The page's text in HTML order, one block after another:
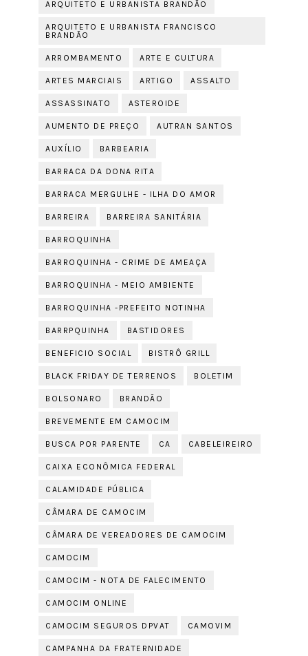
ARQUITETO E URBANISTA BRANDÃO
ARQUITETO E URBANISTA FRANCISCO
BRANDÃO
ARROMBAMENTO ARTE E CULTURA
ARTES MARCIAIS ARTIGO ASSALTO
ASSASSINATO ASTEROIDE
AUMENTO DE PREÇO AUTRAN SANTOS
AUXÍLIO BARBEARIA
BARRACA DA DONA RITA
BARRACA MERGULHE - ILHA DO AMOR
BARREIRA BARREIRA SANITÁRIA
BARROQUINHA
BARROQUINHA - CRIME DE AMEAÇA
BARROQUINHA - MEIO AMBIENTE
BARROQUINHA -PREFEITO NOTINHA
BARRPQUINHA BASTIDORES
BENEFICIO SOCIAL BISTRÔ GRILL
BLACK FRIDAY DE TERRENOS BOLETIM
BOLSONARO BRANDÃO
BREVEMENTE EM CAMOCIM
BUSCA POR PARENTE CA CABELEIREIRO
CAIXA ECONÔMICA FEDERAL
CALAMIDADE PÚBLICA
CÂMARA DE CAMOCIM
CÂMARA DE VEREADORES DE CAMOCIM
CAMOCIM
CAMOCIM - NOTA DE FALECIMENTO
CAMOCIM ONLINE
CAMOCIM SEGUROS DPVAT CAMOVIM
CAMPANHA DA FRATERNIDADE